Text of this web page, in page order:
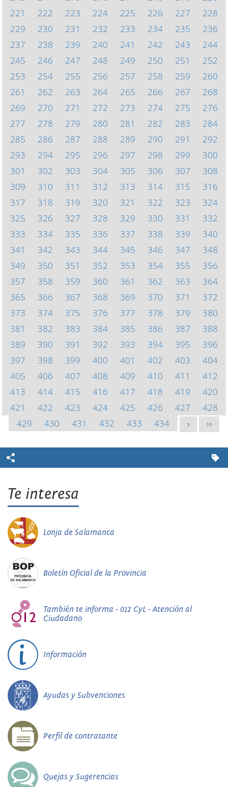
221
222 223 224 225 226 227
228
229
230 231 232 233 234 235
236
237
238 239 240 241 242 243
244
245
246 247 248 249 250 251
252
253
254 255 256 257 258 259
260
261
262 263 264 265 266 267
268
269
270 271 272 273 274 275
276
277
278 279 280 281 282 283
284
285
286 287 288 289 290 291
292
293
294 295 296 297 298 299
300
301
302 303 304 305 306 307
308
309
310 311 312 313 314 315
316
317
318 319 320 321 322 323
324
325
326 327 328 329 330 331
332
333
334 335 336 337 338 339
340
341
342 343 344 345 346 347
348
349
350 351 352 353 354 355
356
357
358 359 360 361 362 363
364
365
366 367 368 369 370 371
372
373
374 375 376 377 378 379
380
381
382 383 384 385 386 387
388
389
390 391 392 393 394 395
396
397
398 399 400 401 402 403
404
405
406 407 408 409 410 411
412
413
414 415 416 417 418 419
420
421
422 423 424 425 426 427
428
429
430 431 432 433 434 > >>
Te interesa
Lonja de Salamanca
Boletín Oficial de la Provincia
También te informa - 012 CyL - Atención al
Ciudadano
Información
Ayudas y Subvenciones
Perfil de contratante
Quejas y Sugerencias